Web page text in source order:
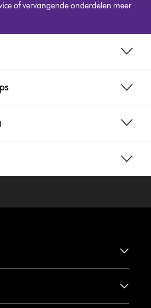
of vervangende onderdelen meer